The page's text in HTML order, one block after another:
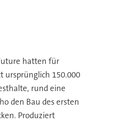
hatten für
ursprünglich 150.000
rund eine
den Bau des ersten
Produziert